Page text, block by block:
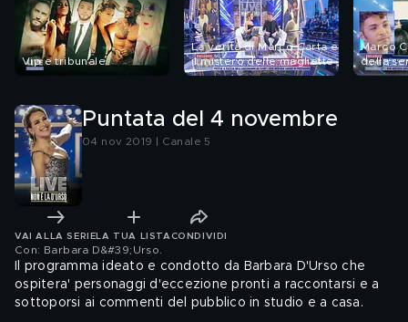
Vip e tribunale
La verità di Marco Carta e
il mistero delle magliette
Marco
della
Puntata del 4 novembre
04 nov 2019 | Canale 5
VAI ALLA SERIE LA TUA LISTA CONDIVIDI
Con: Barbara D&#39;Urso
Il programma ideato e condotto da Barbara D'Urso che
ospitera' personaggi d'eccezione pronti a raccontarsi e a
sottoporsi ai commenti del pubblico in studio e a casa.